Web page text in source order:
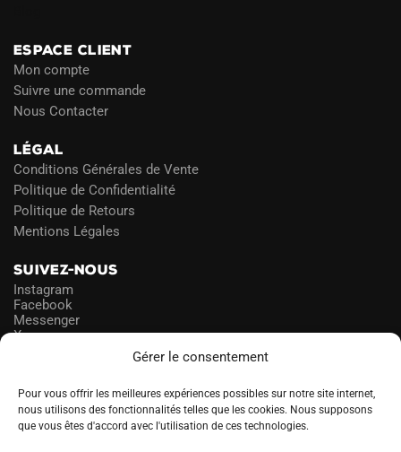
Gérer le consentement
Pour vous offrir les meilleures expériences possibles sur notre site internet,
nous utilisons des fonctionnalités telles que les cookies. Nous supposons
que vous êtes d'accord avec l'utilisation de ces technologies.
ESPACE CLIENT
Mon compte
Suivre une commande
Nous Contacter
LÉGAL
Conditions Générales de Vente
Politique de Confidentialité
Politique de Retours
Mentions Légales
SUIVEZ-NOUS
Instagram
Facebook
Messenger
X